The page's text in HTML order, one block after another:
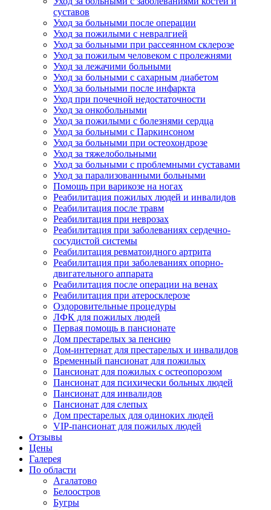
суставов
Уход за больными после операции
Уход за пожилыми с невралгией
Уход за больными при рассеянном склерозе
Уход за пожилым человеком с пролежнями
Уход за лежачими больными
Уход за больными с сахарным диабетом
Уход за больными после инфаркта
Уход при почечной недостаточности
Уход за онкобольными
Уход за пожилыми с болезнями сердца
Уход за больными с Паркинсоном
Уход за больными при остеохондрозе
Уход за тяжелобольными
Уход за больными с проблемными суставами
Уход за парализованными больными
Помощь при варикозе на ногах
Реабилитация пожилых людей и инвалидов
Реабилитация после травм
Реабилитация при неврозах
Реабилитация при заболеваниях сердечно-
сосудистой системы
Реабилитация ревматоидного артрита
Реабилитация при заболеваниях опорно-
двигательного аппарата
Реабилитация после операции на венах
Реабилитация при атеросклерозе
Оздоровительные процедуры
ЛФК для пожилых людей
Первая помощь в пансионате
Дом престарелых за пенсию
Дом-интернат для престарелых и инвалидов
Временный пансионат для пожилых
Пансионат для пожилых с остеопорозом
Пансионат для психически больных людей
Пансионат для инвалидов
Пансионат для слепых
Дом престарелых для одиноких людей
VIP-пансионат для пожилых людей
Отзывы
Цены
Галерея
По области
Агалатово
Белоостров
Бугры